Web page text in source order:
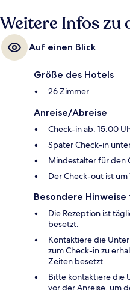
Serviert wird Frühstück,
Bar/Lounge, ein Shuttle zum
ebenfalls zum Angebot. Andere
Personal.
Weitere Infos
Auf einen Blick
Größe des Hotels
26 Zimmer
Anreise/Abreise
Check-in ab: 15:00
Später Check-in
Mindestalter für den
Der Check-out ist um
Besondere
Die Rezeption ist
besetzt.
Kontaktiere die
zum Check-in zu
Zeiten besetzt.
Bitte kontaktiere die
vor der Anreise, um